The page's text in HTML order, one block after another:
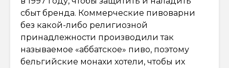
сбыт бренда. Коммерческие пивоварни
без какой-либо религиозной
принадлежности производили так
называемое «аббатское» пиво, поэтому
бельгийские монахи хотели, чтобы их